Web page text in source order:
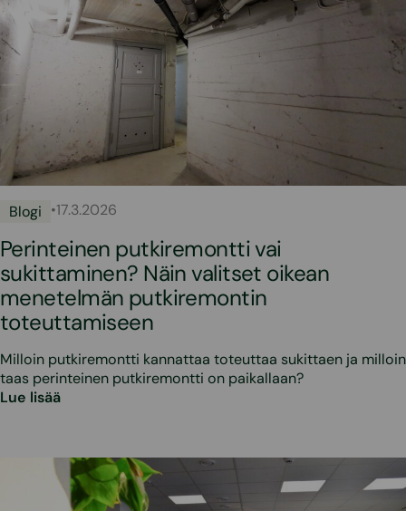
Blogi •17.3.2026
Perinteinen putkiremontti vai
sukittaminen? Näin valitset oikean
menetelmän putkiremontin
toteuttamiseen
Milloin putkiremontti kannattaa toteuttaa sukittaen ja milloin
taas perinteinen putkiremontti on paikallaan?
Lue lisää